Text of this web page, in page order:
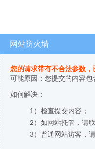
网站防火墙
您的请求带有不合法参数，
可能原因：您提交的内容包
如何解决：
1）检查提交内容；
2）如网站托管，请
3）普通网站访客，